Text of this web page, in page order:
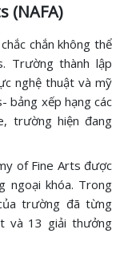
(NAFA)
chắc chắn không thể
Trường thành lập
nghệ thuật và mỹ
bảng xếp hạng các
trường hiện đang
of Fine Arts được
ngoại khóa. Trong
trường đã từng
và 13 giải thưởng